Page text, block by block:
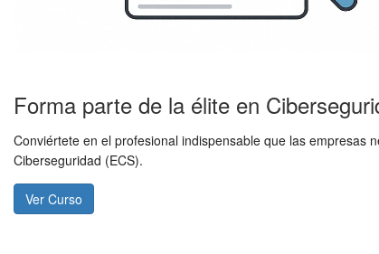
Forma parte de la élite en
Conviértete en el profesional indispensable que las empresas
Ciberseguridad (ECS).
Ver Curso